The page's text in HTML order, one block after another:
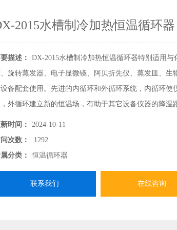
2015水槽制冷加热恒温循环器
描述：
DX-2015水槽制冷加热恒温循环器特别适用与
旋转蒸发器、电子显微镜、阿贝折先仪、蒸发皿、生
备配套使用。先进的内循环和外循环系统，内循环使
外循环建立新的恒温场，有助于其它设备仪器的降温
时间：
2024-10-11
次数：
1292
分类：
恒温循环器
联系我们 在线咨询